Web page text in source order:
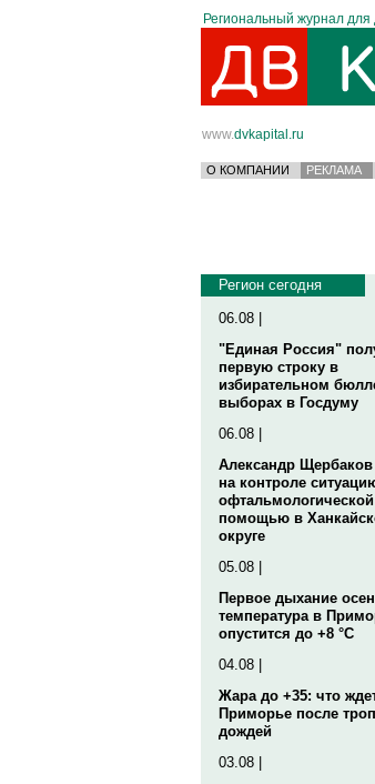
Региональный журнал для
www.dvkapital.ru
О КОМПАНИИ РЕКЛАМА
Регион сегодня
06.08 |
"Единая Россия"
первую строку в
избирательном
выборах в Госдуму
06.08 |
Александр
на контроле
офтальмологической
помощью в
округе
05.08 |
Первое дыхание
температура в
опустится до +8 °C
04.08 |
Жара до +35: что
Приморье после
дождей
03.08 |